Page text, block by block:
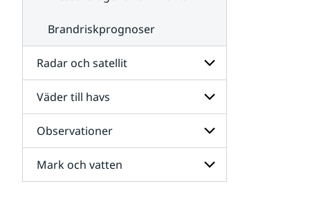
Brandriskprognoser
Radar och satellit
Undersidor
för
Radar
och
satellit
Väder till havs
Undersidor
för
Väder
till
havs
Observationer
Undersidor
för
Mark och vatten